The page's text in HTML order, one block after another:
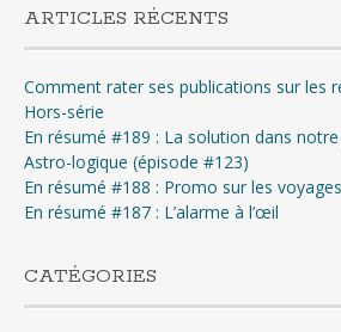
ARTICLES RÉCENTS
Comment rater ses publications sur les
Hors-série
En résumé #189 : La solution dans
Astro-logique (épisode #123)
En résumé #188 : Promo sur les
En résumé #187 : L’alarme à l’œil
CATÉGORIES